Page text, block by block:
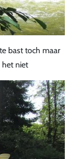
bast toch maar
het niet